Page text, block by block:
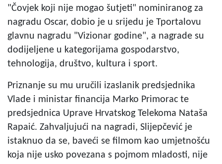
"Čovjek koji nije mogao šutjeti" nominiranog za
nagradu Oscar, dobio je u srijedu je Tportalovu
glavnu nagradu "Vizionar godine", a nagrade su
dodijeljene u kategorijama gospodarstvo,
tehnologija, društvo, kultura i sport.
Priznanje su mu uručili izaslanik predsjednika
Vlade i ministar financija Marko Primorac te
predsjednica Uprave Hrvatskog Telekoma Nataša
Rapaić. Zahvaljujući na nagradi, Slijepčević je
istaknuo da se, baveći se filmom kao umjetnošću
koja nije usko povezana s pojmom mladosti, nije